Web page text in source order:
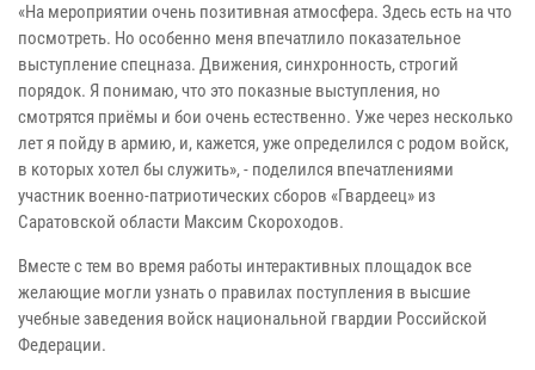
«На мероприятии очень позитивная атмосфера. Здесь есть на что
посмотреть. Но особенно меня впечатлило показательное
выступление спецназа. Движения, синхронность, строгий
порядок. Я понимаю, что это показные выступления, но
смотрятся приёмы и бои очень естественно. Уже через несколько
лет я пойду в армию, и, кажется, уже определился с родом войск,
в которых хотел бы служить», - поделился впечатлениями
участник военно-патриотических сборов «Гвардеец» из
Саратовской области Максим Скороходов.
Вместе с тем во время работы интерактивных площадок все
желающие могли узнать о правилах поступления в высшие
учебные заведения войск национальной гвардии Российской
Федерации.